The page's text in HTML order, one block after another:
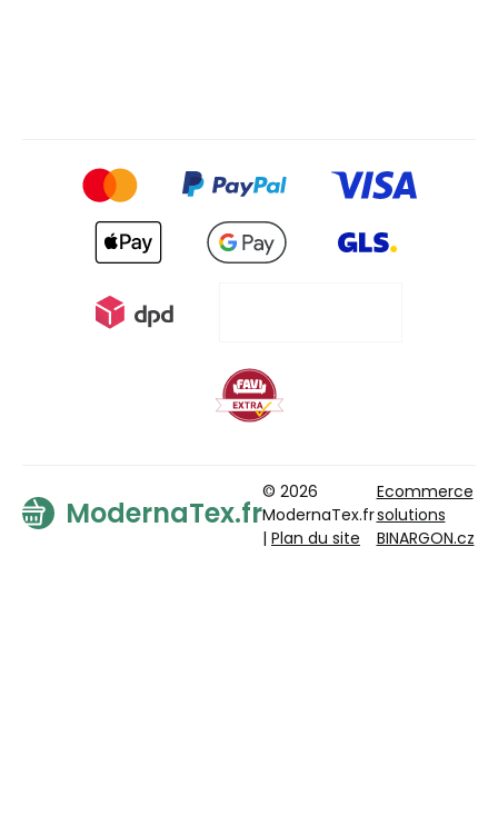
ModernaTex.fr
© 2026
ModernaTex.fr
| Plan du site
Ecommerce
solutions
BINARGON.cz